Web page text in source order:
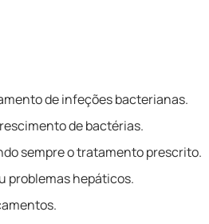
de infeções bacterianas.
de bactérias.
sempre o tratamento prescrito.
problemas hepáticos.